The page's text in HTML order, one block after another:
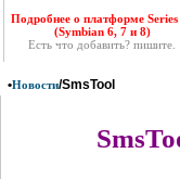
Подробнее о платформе Series
(Symbian 6, 7 и 8)
Есть что добавить? пишите.
•Новости/SmsTool